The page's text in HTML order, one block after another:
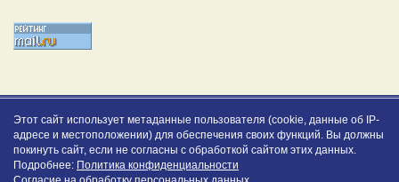
Этот сайт использует метаданные пользователя (cookie, данные об IP-
адресе и местоположении) для обеспечения своих функций. Вы должны
покинуть сайт, если не согласны с обработкой сайтом этих данных.
Подробнее: Политика конфиденциальности